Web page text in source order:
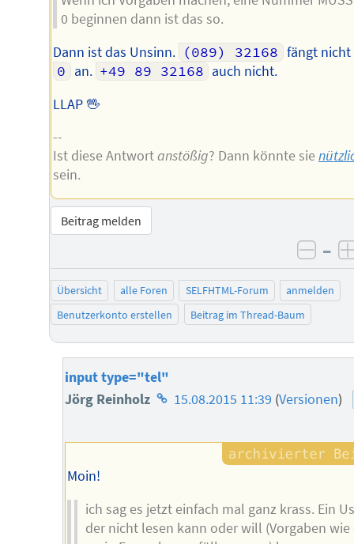
0 beginnen dann ist das so.
Dann ist das Unsinn. (089) 32168 fängt
0 an. +49 89 32168 auch nicht.
LLAP 🖖
--
Ist diese Antwortanstößig? Dann könnte sie
sein.
Beitrag melden
–
Übersicht alle Foren SELFHTML-Forum
anmelden
Benutzerkonto erstellen
Beitrag im Thread-Baum
input type="tel"
Jörg Reinholz Homepage
Autors
15.08.2015 11:39 (Versionen)
Moin!
ich sag es jetzt einfach mal ganz krass. Ein
der nicht lesen kann oder will (Vorgaben wie